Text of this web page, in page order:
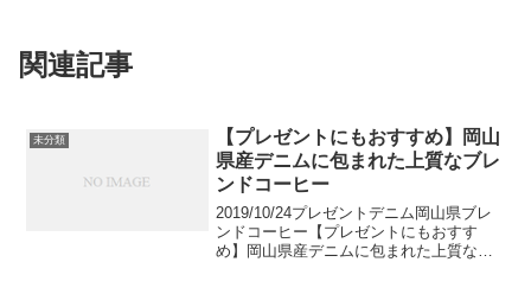
関連記事
未分類
【プレゼントにもおすすめ】岡山
県産デニムに包まれた上質なブレ
ンドコーヒー
2019/10/24プレゼントデニム岡山県ブレ
ンドコーヒー【プレゼントにもおすす
め】岡山県産デニムに包まれた上質なブ